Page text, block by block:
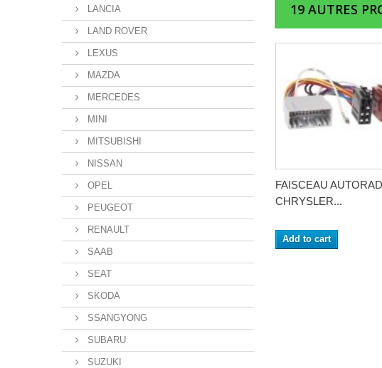
LANCIA
LAND ROVER
LEXUS
MAZDA
MERCEDES
MINI
MITSUBISHI
NISSAN
OPEL
PEUGEOT
RENAULT
SAAB
SEAT
SKODA
SSANGYONG
SUBARU
SUZUKI
19 AUTRES
FAISCEAU
CHRYSLER...
Add to cart